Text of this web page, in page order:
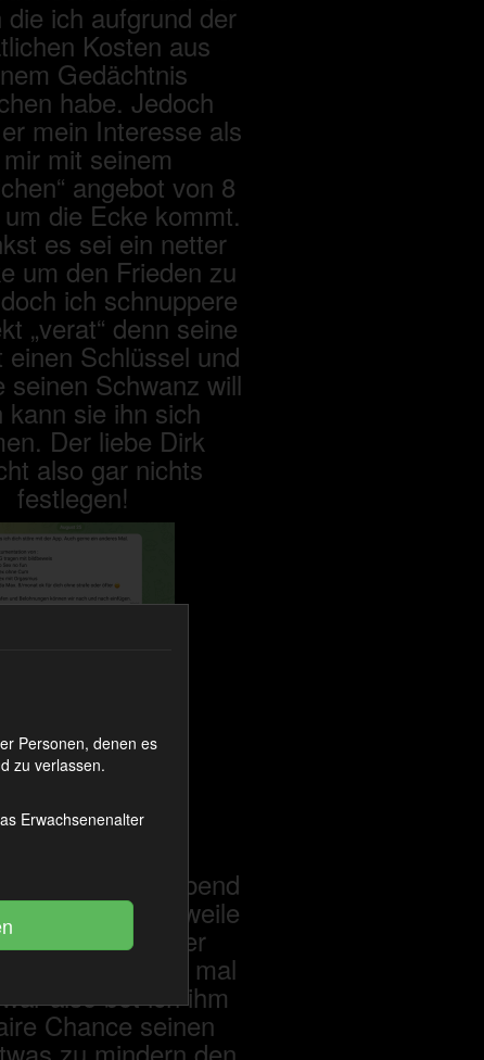
die ich aufgrund der
Kosten aus
Gedächtnis
habe. Jedoch
mein Interesse als
mit seinem
angebot von 8
die Ecke kommt.
es sei ein netter
um den Frieden zu
ich schnuppere
„verat“ denn seine
einen Schlüssel und
seinen Schwanz will
kann sie ihn sich
Der liebe Dirk
also gar nichts
festlegen!
an diesem Abend
etwas langeweile
mich darüber
wie Notgeil er mal
also bot ich ihm
Chance seinen
Personen, denen es
zu verlassen.
Erwachsenenalter